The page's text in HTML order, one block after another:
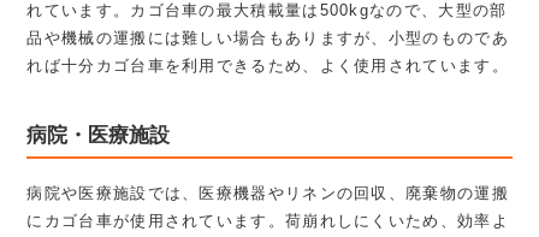
れています。カゴ台車の最大積載量は500kgなので、大型の部
品や機械の運搬には難しい場合もありますが、小型のものであ
れば十分カゴ台車を利用できるため、よく使用されています。
病院・医療施設
病院や医療施設では、医療機器やリネンの回収、廃棄物の運搬
にカゴ台車が使用されています。荷崩れしにくいため、効率よ